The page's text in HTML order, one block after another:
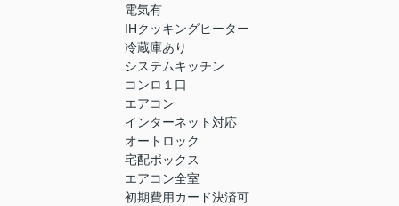
電気有
IHクッキングヒーター
冷蔵庫あり
システムキッチン
コンロ１口
エアコン
インターネット対応
オートロック
宅配ボックス
エアコン全室
初期費用カード決済可